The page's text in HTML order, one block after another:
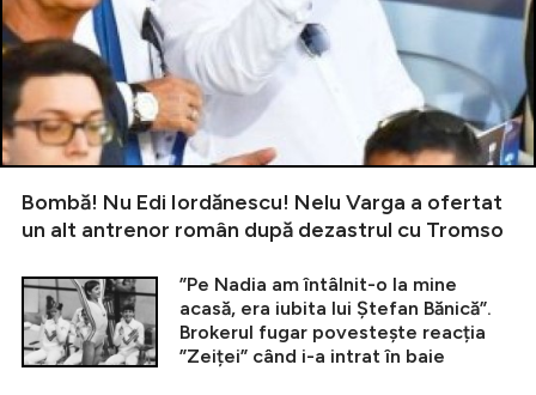
Bombă! Nu Edi Iordănescu! Nelu Varga a ofertat
un alt antrenor român după dezastrul cu Tromso
”Pe Nadia am întâlnit-o la mine
acasă, era iubita lui Ștefan Bănică”.
Brokerul fugar povestește reacția
”Zeiței” când i-a intrat în baie